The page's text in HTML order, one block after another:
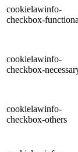
cookielawinfo-
checkbox-
cookielawinfo-
checkbox-
cookielawinfo-
checkbox-others